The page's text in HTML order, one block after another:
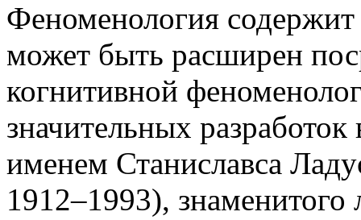
Феноменология
может быть расширен
когнитивной
значительных разработок
именем Станиславса
1912–1993), знаменитого